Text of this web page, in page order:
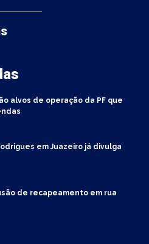
alvos de operação da PF que
em Juazeiro já divulga
de recapeamento em rua